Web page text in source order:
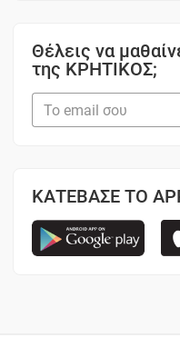
Θέλεις να
της ΚΡΗΤΙΚΟΣ;
ΚΑΤΕΒΑΣΕ ΤΟ